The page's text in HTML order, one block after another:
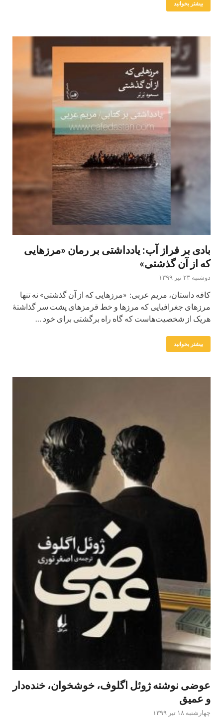
بیشتر بخوانید
بادی بر فراز آب: یادداشتی بر رمان «مرزهایی
که از آن گذشتی»
دوشنبه ۲۳ تیر ۱۳۹۹
کافه داستان، مریم عربی: «مرزهایی که از آن گذشتی» نه تنها
مرزهای جغرافیایی که مرزها و خط قرمزهای پشت سر گذاشتۀ
هریک از شخصیت‌هاست که گاه راه برگشتی برای خود …
بیشتر بخوانید
عوضی نوشته ژوئل اگلوف، خوشخوان، خنده‌دار
و عمیق
چهارشنبه ۱۸ تیر ۱۳۹۹